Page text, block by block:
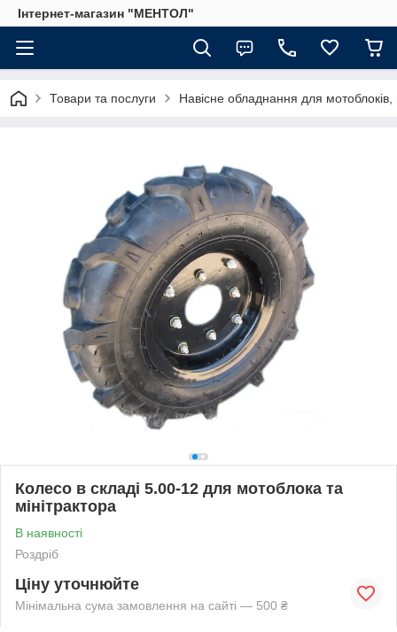
Інтернет-магазин "МЕНТОЛ"
Товари та послуги Навісне обладнання для мотоблоків,
Колесо в складі 5.00-12 для мотоблока та
мінітрактора
В наявності
Роздріб
Ціну уточнюйте
Мінімальна сума замовлення на сайті — 500 ₴